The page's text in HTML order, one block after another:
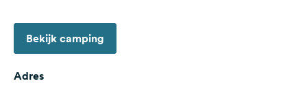
Nederlands
Volg
Bekijk camping
Adres